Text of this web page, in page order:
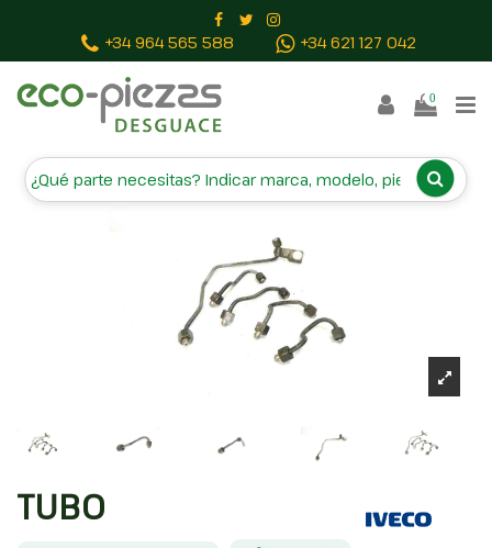
+34 964 565 588 +34 621 127 042
0
TUBO
TUBO